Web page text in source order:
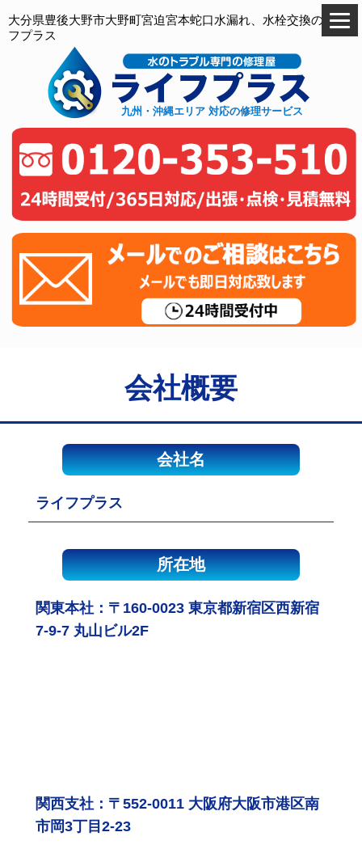
大分県豊後大野市大野町宮迫宮本蛇口水漏れ、水栓交換のライ
フプラス
九州・沖縄エリア 対応の修理サービス
会社概要
会社名
ライフプラス
所在地
関東本社：〒160-0023 東京都新宿区西新宿
7-9-7 丸山ビル2F
関西支社：〒552-0011 大阪府大阪市港区南
市岡3丁目2-23